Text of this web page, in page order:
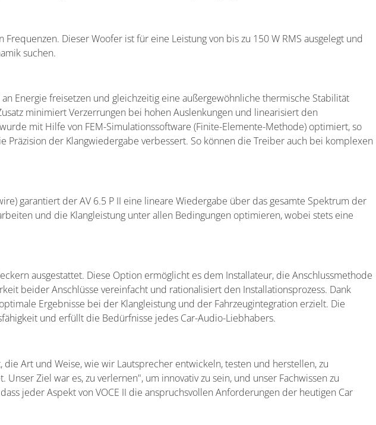
Dieser Woofer ist für eine Leistung von bis zu 150 W RMS ausgelegt und
suchen.
Energie freisetzen und gleichzeitig eine außergewöhnliche thermische Stabilität
minimiert Verzerrungen bei hohen Auslenkungen und linearisiert den
mit Hilfe von FEM-Simulationssoftware (Finite-Elemente-Methode) optimiert, so
der Klangwiedergabe verbessert. So können die Treiber auch bei komplexen
garantiert der AV 6.5 P II eine lineare Wiedergabe über das gesamte Spektrum der
und die Klangleistung unter allen Bedingungen optimieren, wobei stets eine
ausgestattet. Diese Option ermöglicht es dem Installateur, die Anschlussmethode
beider Anschlüsse vereinfacht und rationalisiert den Installationsprozess. Dank
Ergebnisse bei der Klangleistung und der Fahrzeugintegration erzielt. Die
und erfüllt die Bedürfnisse jedes Car-Audio-Liebhabers.
Art und Weise, wie wir Lautsprecher entwickeln, testen und herstellen, zu
Ziel war es, zu verlernen", um innovativ zu sein, und unser Fachwissen zu
jeder Aspekt von VOCE II die anspruchsvollen Anforderungen der heutigen Car